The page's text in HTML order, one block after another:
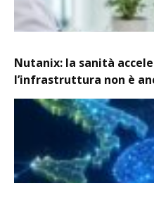
Nutanix: la sanità
l’infrastruttura non è